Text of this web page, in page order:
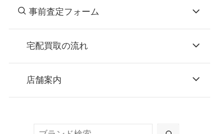
事前査定フォーム
宅配買取の流れ
お申込み
店舗案内